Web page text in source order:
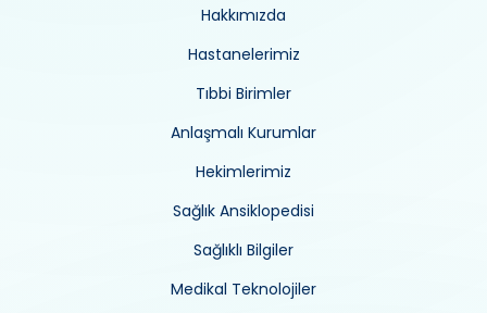
Hakkımızda
Hastanelerimiz
Tıbbi Birimler
Anlaşmalı Kurumlar
Hekimlerimiz
Sağlık Ansiklopedisi
Sağlıklı Bilgiler
Medikal Teknolojiler